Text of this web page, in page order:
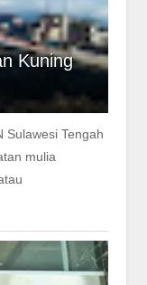
Kuning
Sulawesi Tengah
mulia